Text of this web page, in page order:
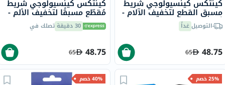
كينتكس كينسيولوجي شريط
مسبق القطع لتخفيف الآلام -
أسود 25 سم حزمة من 20التوصيلغداً
48.75
65
كينتكس كينسيولوجي شريط
مُقطّع مسبقًا لتخفيف الألم -
لون بيج 25 سم حزمة من 2030 دقيقة تصلك في
48.75
65
25% خصم 40% خصم